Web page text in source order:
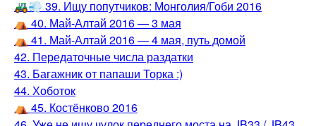
🚜💨 39. Ищу попутчиков: Монголия/Гоби 2016
⛺️ 40. Май-Алтай 2016 — 3 мая
⛺️ 41. Май-Алтай 2016 — 4 мая, путь домой
42. Передаточные числа раздатки
43. Багажник от папаши Торка :)
44. Хоботок
⛺️ 45. Костёнково 2016